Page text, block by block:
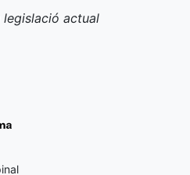
legislació actual